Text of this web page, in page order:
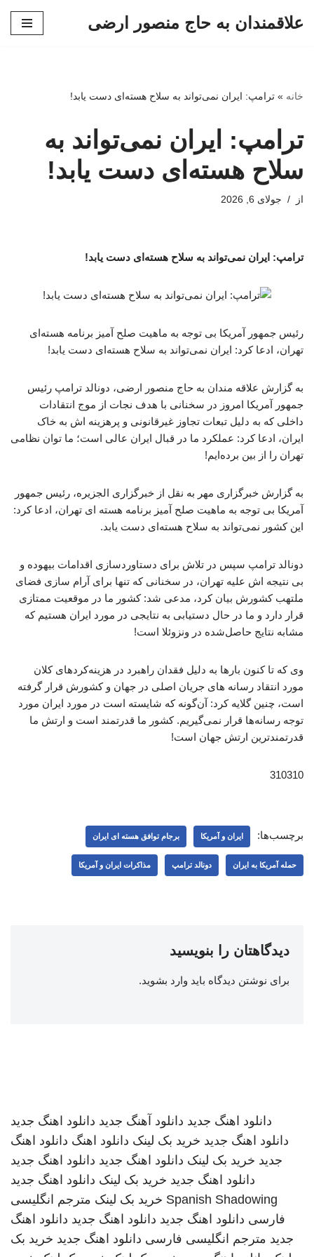
علاقمندان به حاج منصور ارضی
خانه » ترامپ: ایران نمی‌تواند به سلاح هسته‌ای دست یابد!
ترامپ: ایران نمی‌تواند به
سلاح هسته‌ای دست یابد!
از جولای 6, 2026
ترامپ: ایران نمی‌تواند به سلاح هسته‌ای دست یابد!
رئیس جمهور آمریکا بی توجه به ماهیت صلح آمیز برنامه هسته‌ای
تهران، ادعا کرد: ایران نمی‌تواند به سلاح هسته‌ای دست یابد!
به گزارش علاقه مندان به حاج منصور ارضی، دونالد ترامپ رئیس
جمهور آمریکا امروز در سخنانی با هدف نجات از موج انتقادات
داخلی که به دلیل تبعات تجاوز غیرقانونی و پرهزینه اش به خاک
ایران، ادعا کرد: عملکرد ما در قبال ایران عالی است؛ ما توان نظامی
تهران را از بین برده‌ایم!
به گزارش خبرگزاری مهر به نقل از خبرگزاری الجزیره، رئیس جمهور
آمریکا بی توجه به ماهیت صلح آمیز برنامه هسته ای تهران، ادعا کرد:
این کشور نمی‌تواند به سلاح هسته‌ای دست یابد.
دونالد ترامپ سپس در تلاش برای دستاوردسازی اقدامات بیهوده و
بی نتیجه اش علیه تهران، در سخنانی که تنها برای آرام سازی فضای
ملتهب کشورش بیان کرد، مدعی شد: کشور ما در موقعیت ممتازی
قرار دارد و ما در حال دستیابی به نتایجی در مورد ایران هستیم که
مشابه نتایج حاصل‌شده در ونزوئلا است!
وی که تا کنون بارها به دلیل فقدان راهبرد در هزینه‌کردهای کلان
مورد انتقاد رسانه های جریان اصلی در جهان و کشورش قرار گرفته
است، چنین گلایه کرد: آن‌گونه که شایسته است در مورد ایران مورد
توجه رسانه‌ها قرار نمی‌گیریم. کشور ما قدرتمند است و ارتش ما
قدرتمندترین ارتش جهان است!
310310
برچسب‌ها: ایران و آمریکا برجام توافق هسته ای ایران
حمله آمریکا به ایران دونالد ترامپ مذاکرات ایران و آمریکا
دیدگاهتان را بنویسید
برای نوشتن دیدگاه باید وارد بشوید.
دانلود اهنگ جدید دانلود آهنگ جدید دانلود اهنگ جدید
دانلود اهنگ جدید خرید بک لینک دانلود اهنگ دانلود اهنگ
جدید خرید بک لینک دانلود اهنگ جدید دانلود اهنگ جدید
دانلود اهنگ جدید خرید بک لینک دانلود اهنگ جدید
Spanish Shadowing خرید بک لینک مترجم انگلیسی
فارسی دانلود اهنگ جدید دانلود اهنگ جدید دانلود اهنگ
جدید مترجم انگلیسی فارسی دانلود اهنگ جدید خرید بک